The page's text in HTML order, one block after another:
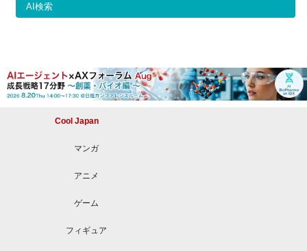
AI検索
Cool Japan
マンガ
アニメ
ゲーム
フィギュア